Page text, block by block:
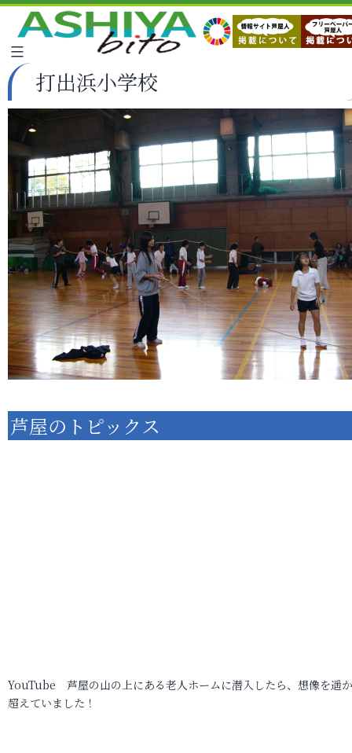
打出浜小学校
芦屋のトピックス
YouTube 芦屋の山の上にある老人ホームに潜入したら、想像を遥
超えていました！